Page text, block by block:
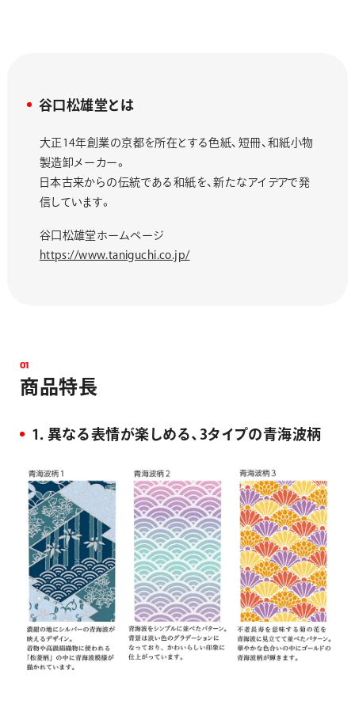
谷口松雄堂とは
大正14年創業の京都を所在とする色紙、短冊、和紙小物
製造卸メーカー。
日本古来からの伝統である和紙を、新たなアイデアで発
信しています。
谷口松雄堂ホームページ
https://www.taniguchi.co.jp/
01
商品特長
1．異なる表情が楽しめる、3タイプの青海波柄